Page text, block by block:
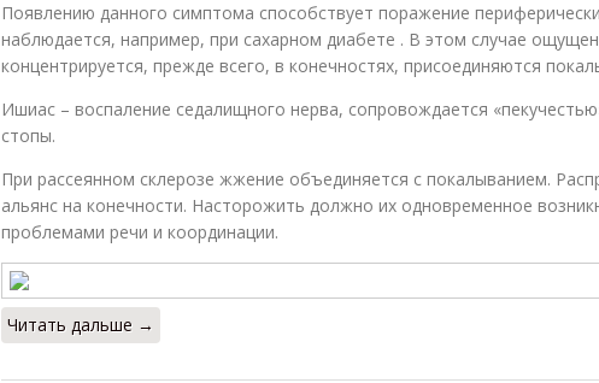
Появлению данного симптома способствует поражение
наблюдается, например, при сахарном диабете . В этом случае
концентрируется, прежде всего, в конечностях, присоединяются
Ишиас – воспаление седалищного нерва, сопровождается
стопы.
При рассеянном склерозе жжение объединяется с покалыванием.
альянс на конечности. Насторожить должно их одновременное
проблемами речи и координации.
Читать дальше →